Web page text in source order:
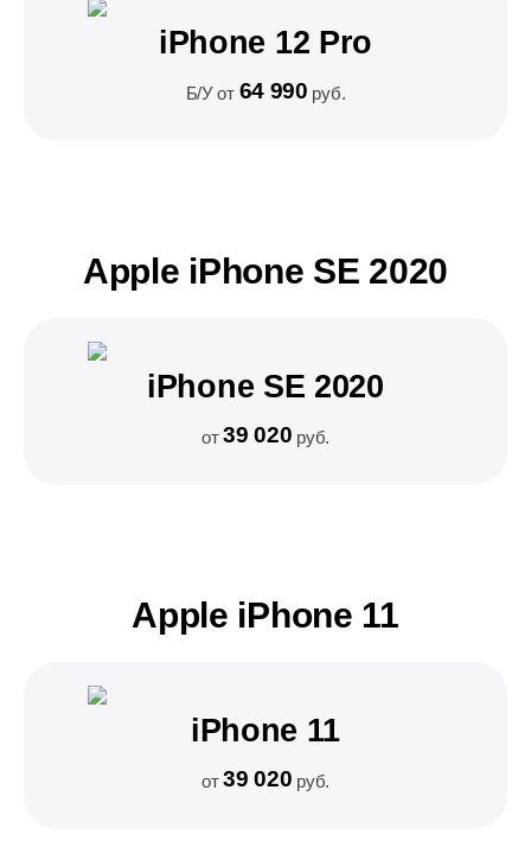
iPhone 12 Pro
Б/У от 64 990 руб.
Apple iPhone SE 2020
iPhone SE 2020
от39 020 руб.
Apple iPhone 11
iPhone 11
от39 020 руб.